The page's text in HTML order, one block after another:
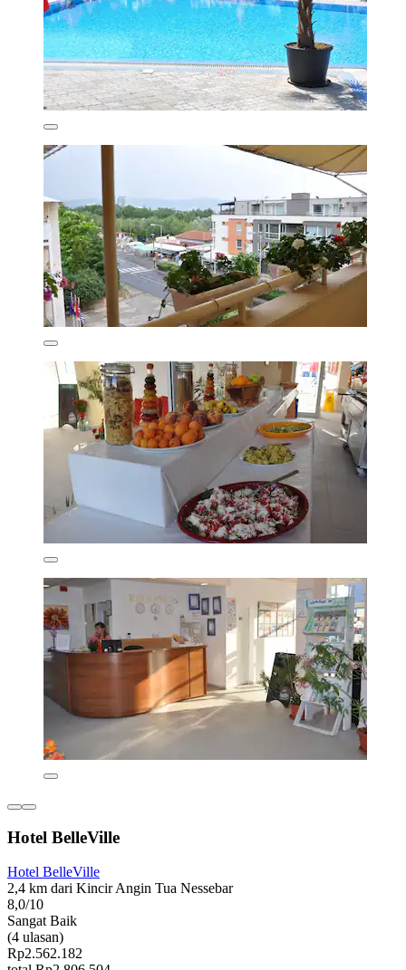
Hotel BelleVille
Hotel BelleVille
2,4 km dari Kincir Angin Tua Nessebar
8,0/10
Sangat Baik
(4 ulasan)
Rp2.562.182